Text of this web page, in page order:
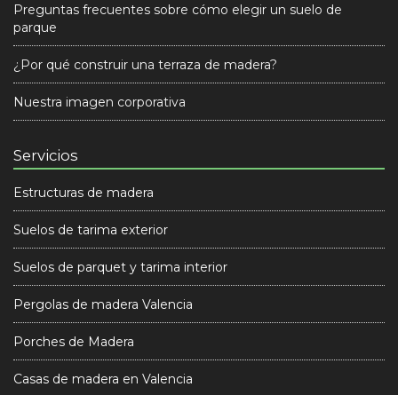
Preguntas frecuentes sobre cómo elegir un suelo de
parque
¿Por qué construir una terraza de madera?
Nuestra imagen corporativa
Servicios
Estructuras de madera
Suelos de tarima exterior
Suelos de parquet y tarima interior
Pergolas de madera Valencia
Porches de Madera
Casas de madera en Valencia